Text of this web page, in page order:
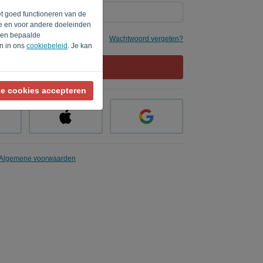
goed functioneren van de
en voor andere doeleinden
bepaalde
in ons cookiebeleid . Je kan
cookies accepteren
Wachtwoord vergeten?
voorwaarden